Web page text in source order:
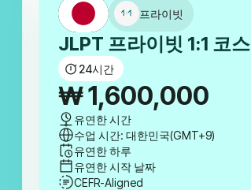
프라이빗
JLPT 프라이빗 1:1 코스
24시간
₩1,600,000
유연한 시간
수업 시간: 대한민국(GMT+9)
유연한 하루
유연한 시작 날짜
CEFR-Aligned